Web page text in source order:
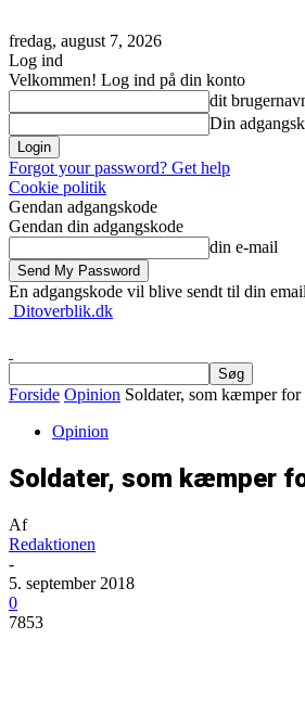
fredag, august 7, 2026
Log ind
Velkommen! Log ind på din konto
dit
Din
Forgot your password? Get help
Cookie politik
Gendan adgangskode
Gendan din adgangskode
din e-mail
En adgangskode vil blive sendt til din
Ditoverblik.dk
Forside Opinion Soldater, som kæmper
Opinion
Soldater, som kæmper
Af
Redaktionen
-
5. september 2018
0
7853